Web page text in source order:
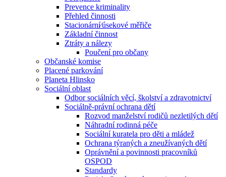
Prevence kriminality
Přehled činnosti
Stacionární⁄úsekové měřiče
Základní činnost
Ztráty a nálezy
Poučení pro občany
Občanské komise
Placené parkování
Planeta Hlinsko
Sociální oblast
Odbor sociálních věcí, školství a zdravotnictví
Sociálně-právní ochrana dětí
Rozvod manželství rodičů nezletilých dětí
Náhradní rodinná péče
Sociální kuratela pro děti a mládež
Ochrana týraných a zneužívaných dětí
Oprávnění a povinnosti pracovníků
OSPOD
Standardy